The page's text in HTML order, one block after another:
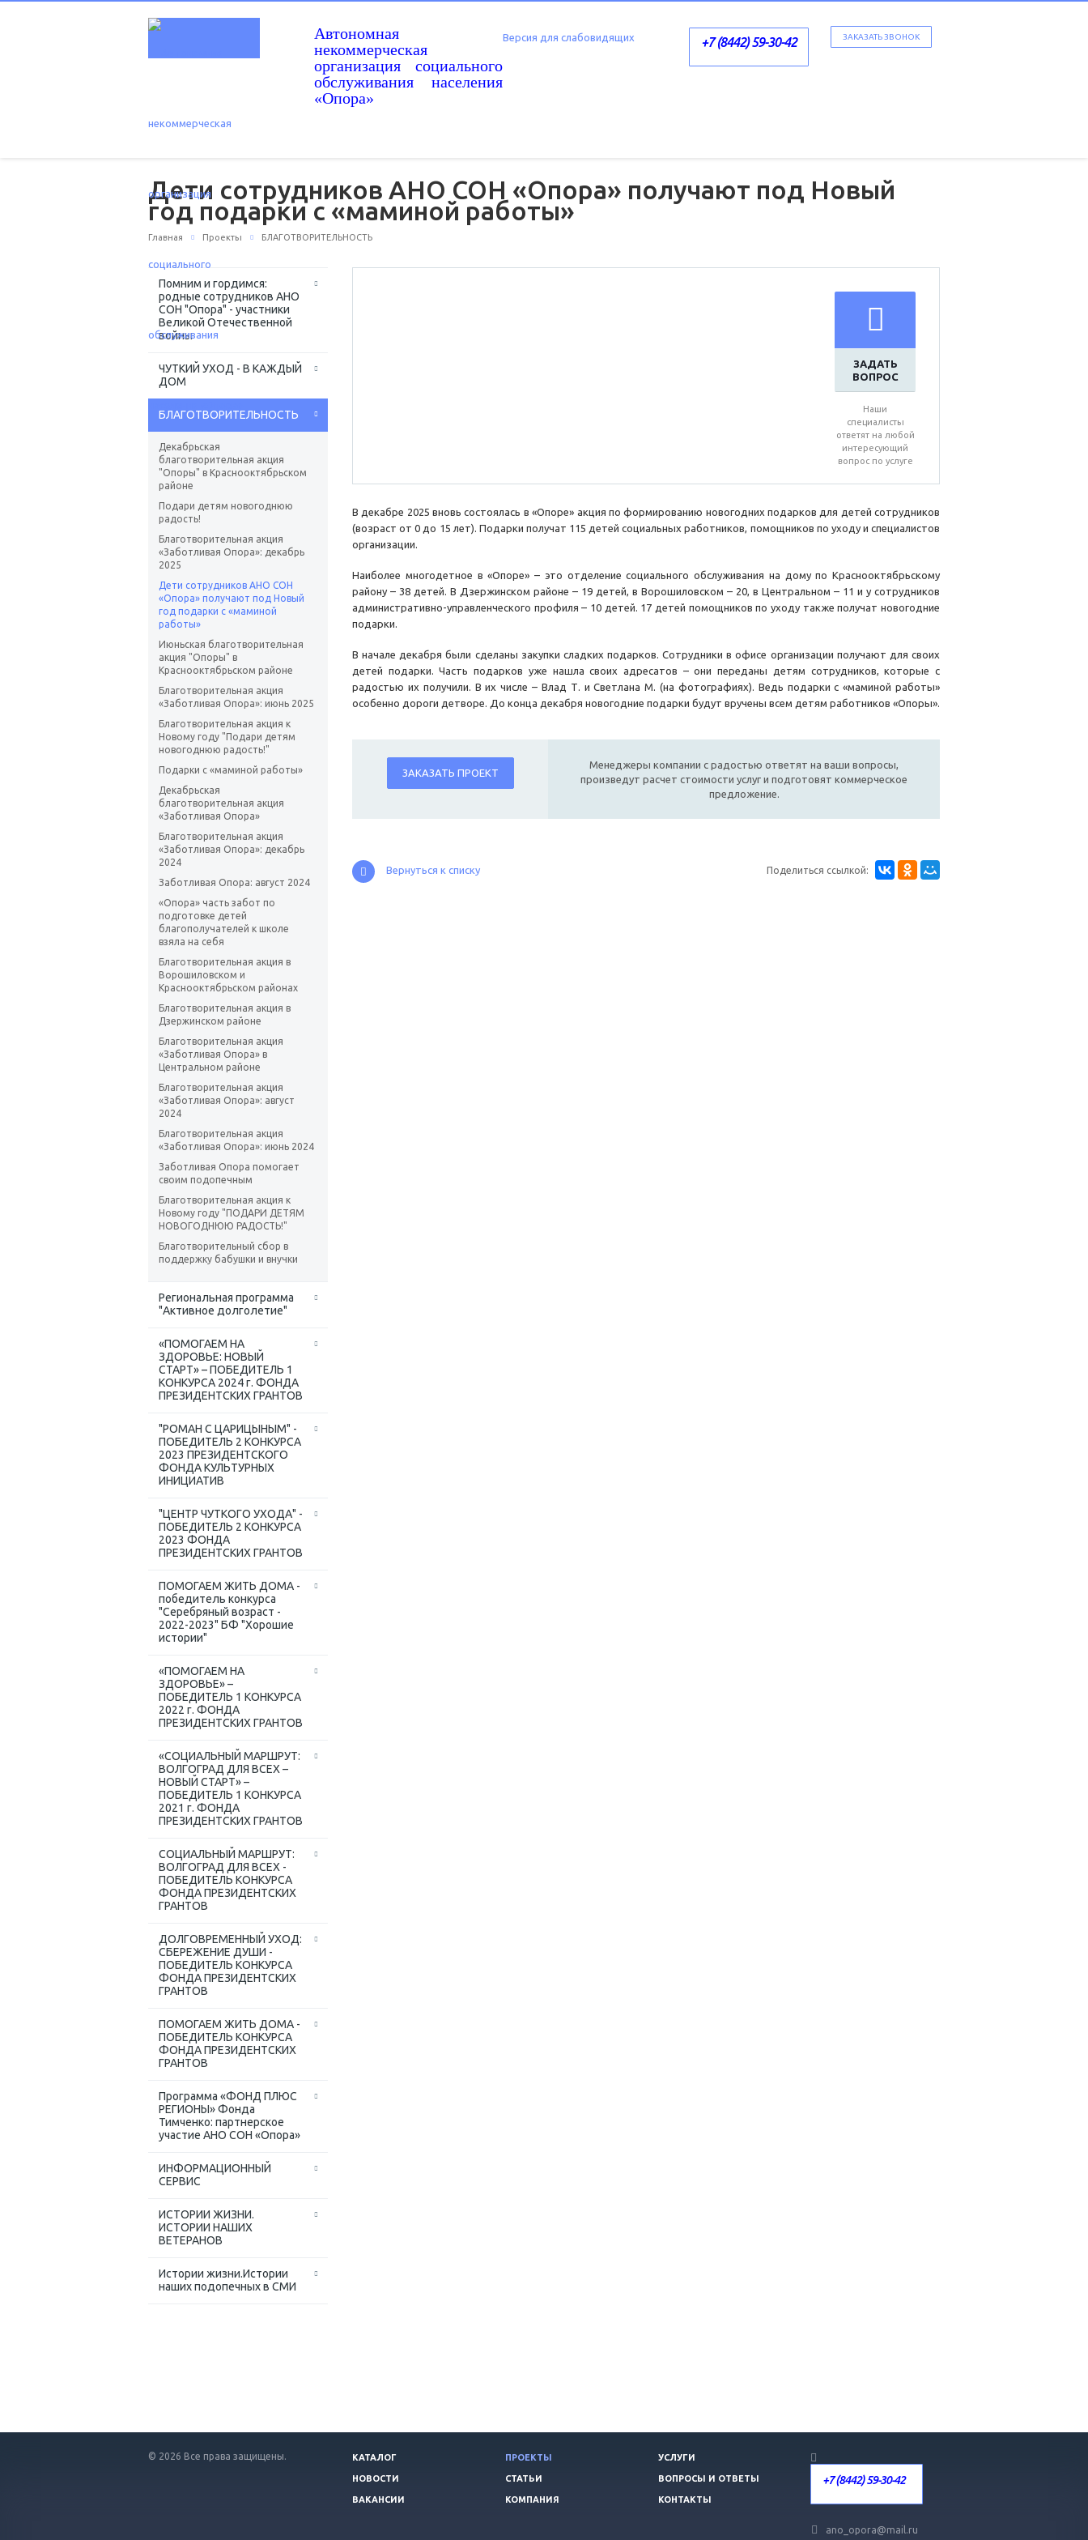
Автономная
некоммерческая
организация социального
обслуживания населения
«Опора»
ЗАКАЗАТЬ ЗВОНОК
+7 (8442) 59-30-42
Версия для слабовидящих
Дети сотрудников АНО СОН «Опора» получают под Новый
год подарки с «маминой работы»
Главная Проекты БЛАГОТВОРИТЕЛЬНОСТЬ
Помним и гордимся:
родные сотрудников АНО
СОН "Опора" - участники
Великой Отечественной
войны
ЧУТКИЙ УХОД - В КАЖДЫЙ
ДОМ
БЛАГОТВОРИТЕЛЬНОСТЬ
Декабрьская
благотворительная акция
"Опоры" в Краснооктябрьском
районе
Подари детям новогоднюю
радость!
Благотворительная акция
«Заботливая Опора»: декабрь
2025
Дети сотрудников АНО СОН
«Опора» получают под Новый
год подарки с «маминой
работы»
Июньская благотворительная
акция "Опоры" в
Краснооктябрьском районе
Благотворительная акция
«Заботливая Опора»: июнь 2025
Благотворительная акция к
Новому году "Подари детям
новогоднюю радость!"
Подарки с «маминой работы»
Декабрьская
благотворительная акция
«Заботливая Опора»
Благотворительная акция
«Заботливая Опора»: декабрь
2024
Заботливая Опора: август 2024
«Опора» часть забот по
подготовке детей
благополучателей к школе
взяла на себя
Благотворительная акция в
Ворошиловском и
Краснооктябрьском районах
Благотворительная акция в
Дзержинском районе
Благотворительная акция
«Заботливая Опора» в
Центральном районе
Благотворительная акция
«Заботливая Опора»: август
2024
Благотворительная акция
«Заботливая Опора»: июнь 2024
Заботливая Опора помогает
своим подопечным
Благотворительная акция к
Новому году "ПОДАРИ ДЕТЯМ
НОВОГОДНЮЮ РАДОСТЬ!"
Благотворительный сбор в
поддержку бабушки и внучки
Региональная программа
"Активное долголетие"
«ПОМОГАЕМ НА
ЗДОРОВЬЕ: НОВЫЙ
СТАРТ» – ПОБЕДИТЕЛЬ 1
КОНКУРСА 2024 г. ФОНДА
ПРЕЗИДЕНТСКИХ ГРАНТОВ
"РОМАН С ЦАРИЦЫНЫМ" -
ПОБЕДИТЕЛЬ 2 КОНКУРСА
2023 ПРЕЗИДЕНТСКОГО
ФОНДА КУЛЬТУРНЫХ
ИНИЦИАТИВ
"ЦЕНТР ЧУТКОГО УХОДА" -
ПОБЕДИТЕЛЬ 2 КОНКУРСА
2023 ФОНДА
ПРЕЗИДЕНТСКИХ ГРАНТОВ
ПОМОГАЕМ ЖИТЬ ДОМА -
победитель конкурса
"Серебряный возраст -
2022-2023" БФ "Хорошие
истории"
«ПОМОГАЕМ НА
ЗДОРОВЬЕ» –
ПОБЕДИТЕЛЬ 1 КОНКУРСА
2022 г. ФОНДА
ПРЕЗИДЕНТСКИХ ГРАНТОВ
«СОЦИАЛЬНЫЙ МАРШРУТ:
ВОЛГОГРАД ДЛЯ ВСЕХ –
НОВЫЙ СТАРТ» –
ПОБЕДИТЕЛЬ 1 КОНКУРСА
2021 г. ФОНДА
ПРЕЗИДЕНТСКИХ ГРАНТОВ
СОЦИАЛЬНЫЙ МАРШРУТ:
ВОЛГОГРАД ДЛЯ ВСЕХ -
ПОБЕДИТЕЛЬ КОНКУРСА
ФОНДА ПРЕЗИДЕНТСКИХ
ГРАНТОВ
ДОЛГОВРЕМЕННЫЙ УХОД:
СБЕРЕЖЕНИЕ ДУШИ -
ПОБЕДИТЕЛЬ КОНКУРСА
ФОНДА ПРЕЗИДЕНТСКИХ
ГРАНТОВ
ПОМОГАЕМ ЖИТЬ ДОМА -
ПОБЕДИТЕЛЬ КОНКУРСА
ФОНДА ПРЕЗИДЕНТСКИХ
ГРАНТОВ
Программа «ФОНД ПЛЮС
РЕГИОНЫ» Фонда
Тимченко: партнерское
участие АНО СОН «Опора»
ИНФОРМАЦИОННЫЙ
СЕРВИС
ИСТОРИИ ЖИЗНИ.
ИСТОРИИ НАШИХ
ВЕТЕРАНОВ
Истории жизни.Истории
наших подопечных в СМИ
ЗАДАТЬ
ВОПРОС
Наши
специалисты
ответят на любой
интересующий
вопрос по услуге
В декабре 2025 вновь состоялась в «Опоре» акция по формированию новогодних подарков для детей сотрудников
(возраст от 0 до 15 лет). Подарки получат 115 детей социальных работников, помощников по уходу и специалистов
организации.
Наиболее многодетное в «Опоре» – это отделение социального обслуживания на дому по Краснооктябрьскому
району – 38 детей. В Дзержинском районе – 19 детей, в Ворошиловском – 20, в Центральном – 11 и у сотрудников
административно-управленческого профиля – 10 детей. 17 детей помощников по уходу также получат новогодние
подарки.
В начале декабря были сделаны закупки сладких подарков. Сотрудники в офисе организации получают для своих
детей подарки. Часть подарков уже нашла своих адресатов – они переданы детям сотрудников, которые с
радостью их получили. В их числе – Влад Т. и Светлана М. (на фотографиях). Ведь подарки с «маминой работы»
особенно дороги детворе. До конца декабря новогодние подарки будут вручены всем детям работников «Опоры».
ЗАКАЗАТЬ ПРОЕКТ
Менеджеры компании с радостью ответят на ваши вопросы,
произведут расчет стоимости услуг и подготовят коммерческое
предложение.
Поделиться ссылкой:
Вернуться к списку
© 2026 Все права защищены. КАТАЛОГ ПРОЕКТЫ УСЛУГИ
НОВОСТИ СТАТЬИ ВОПРОСЫ И ОТВЕТЫ
ВАКАНСИИ КОМПАНИЯ КОНТАКТЫ
+7 (8442) 59-30-42
ano_opora@mail.ru